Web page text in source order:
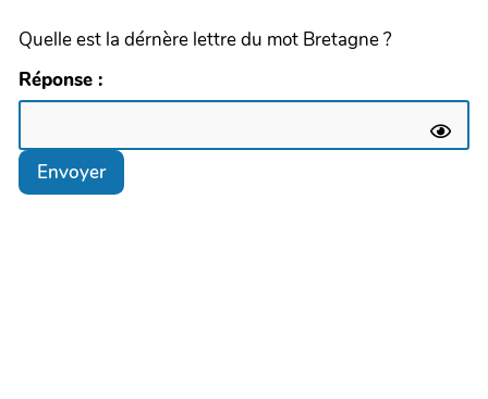
Quelle est la dérnère lettre du mot Bretagne ?
Réponse :
Envoyer